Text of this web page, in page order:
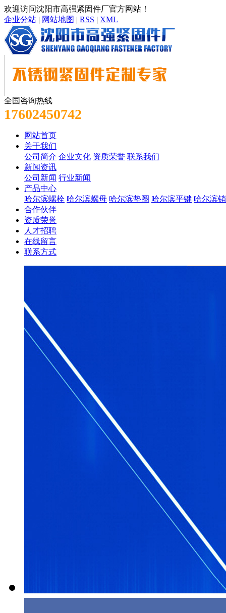
欢迎访问沈阳市高强紧固件厂官方网站！
企业分站 | 网站地图 | RSS | XML
全国咨询热线
17602450742
网站首页
关于我们
公司简介 企业文化 资质荣誉 联系我们
新闻资讯
公司新闻 行业新闻
产品中心
哈尔滨螺栓 哈尔滨螺母 哈尔滨垫圈 哈尔滨平键 哈尔滨
合作伙伴
资质荣誉
人才招聘
在线留言
联系方式